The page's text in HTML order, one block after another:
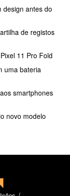
design antes do
de registos
11 Pro Fold
uma bateria
smartphones
novo modelo